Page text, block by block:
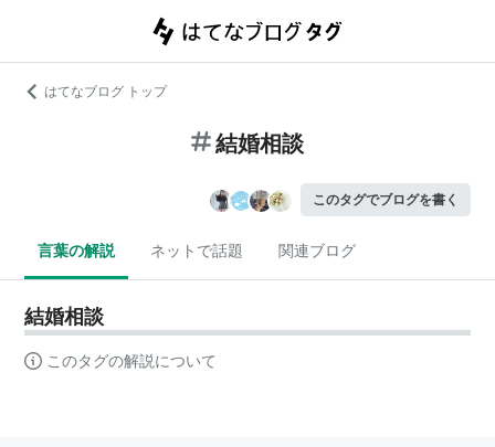
はてなブログ トップ
結婚相談
このタグでブログを書く
言葉の解説 ネットで話題 関連ブログ
結婚相談
このタグの解説について